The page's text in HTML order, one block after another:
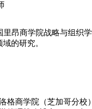
里昂商学院战略与组织
的研究。
格商学院（芝加哥分校